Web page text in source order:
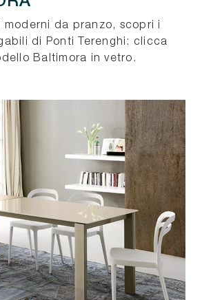
moderni da pranzo, scopri i
di Ponti Terenghi: clicca
Baltimora in vetro.